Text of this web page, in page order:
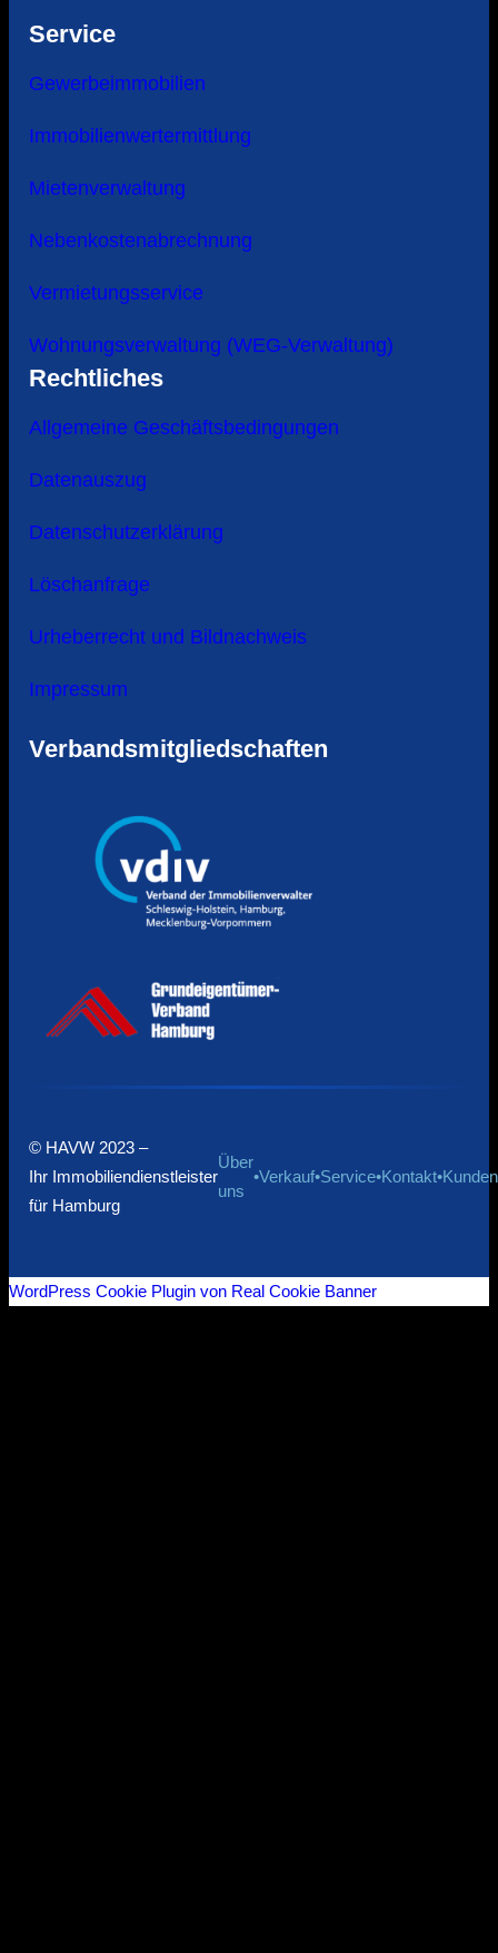
Service
Gewerbeimmobilien
Immobilienwertermittlung
Mietenverwaltung
Nebenkostenabrechnung
Vermietungsservice
Wohnungsverwaltung (WEG-Verwaltung)
Rechtliches
Allgemeine Geschäftsbedingungen
Datenauszug
Datenschutzerklärung
Löschanfrage
Urheberrecht und Bildnachweis
Impressum
Verbandsmitgliedschaften
© HAVW 2023 –
Ihr Immobiliendienstleister
für Hamburg
Über
uns
•Verkauf•Service•Kontakt•
WordPress Cookie Plugin von Real Cookie Banner